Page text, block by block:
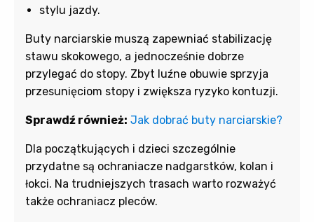
stylu jazdy.
Buty narciarskie muszą zapewniać stabilizację
stawu skokowego, a jednocześnie dobrze
przylegać do stopy. Zbyt luźne obuwie sprzyja
przesunięciom stopy i zwiększa ryzyko kontuzji.
Sprawdź również: Jak dobrać buty narciarskie?
Dla początkujących i dzieci szczególnie
przydatne są ochraniacze nadgarstków, kolan i
łokci. Na trudniejszych trasach warto rozważyć
także ochraniacz pleców.